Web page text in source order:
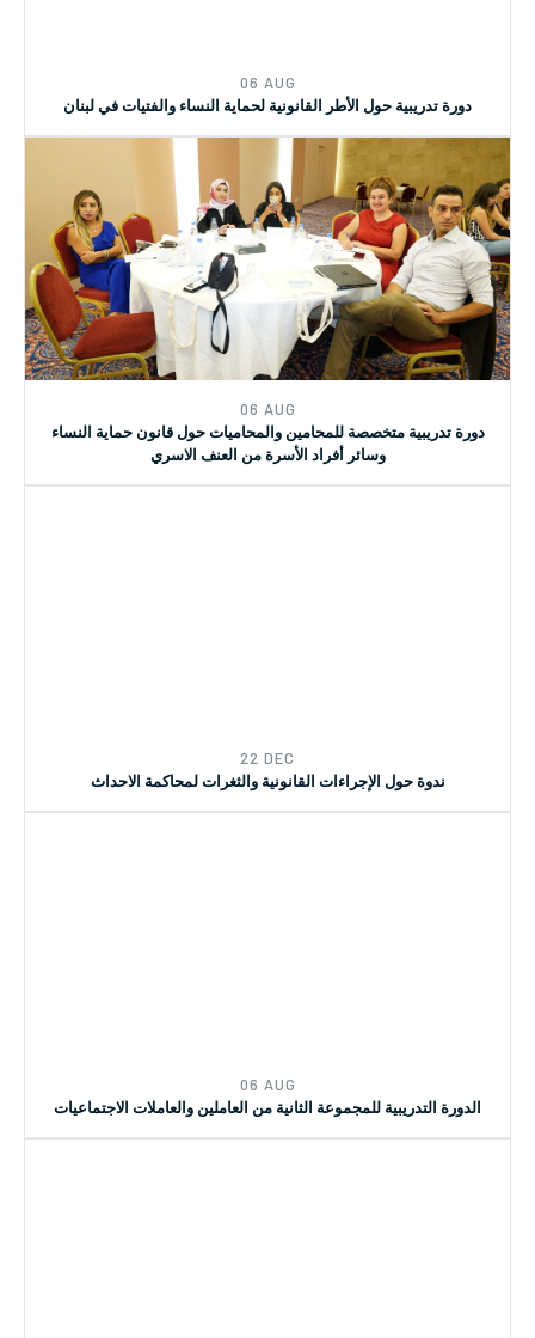
06 AUG
دورة تدريبية حول الأطر القانونية لحماية النساء والفتيات في لبنان
06 AUG
دورة تدريبية متخصصة للمحامين والمحاميات حول قانون حماية النساء
وسائر أفراد الأسرة من العنف الاسري
22 DEC
ندوة حول الإجراءات القانونية والثغرات لمحاكمة الاحداث
06 AUG
الدورة التدريبية للمجموعة الثانية من العاملين والعاملات الاجتماعيات